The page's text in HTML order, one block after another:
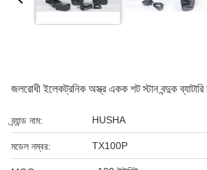
জলরোধী ইলেকট্রনিক অস্ত্র একক শট স্টান বন্দুক ব্যাটারি
ব্র্যান্ড নাম: HUSHA
মডেল নম্বর: TX100P